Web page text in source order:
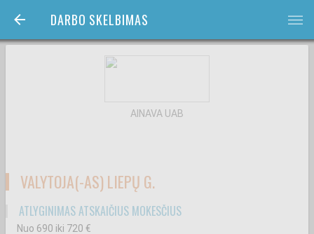
DARBO SKELBIMAS bars
AINAVA UAB
VALYTOJA(-AS) LIEPŲ G.
ATLYGINIMAS ATSKAIČIUS MOKESČIUS
Nuo 690 iki 720 €